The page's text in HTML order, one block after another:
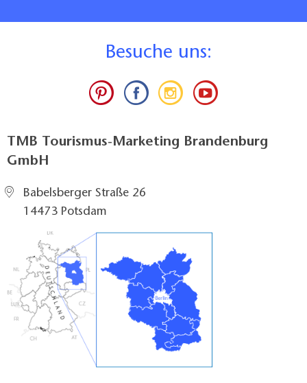
Besuche uns:
TMB Tourismus-Marketing Brandenburg
GmbH
Babelsberger Straße 26
14473 Potsdam